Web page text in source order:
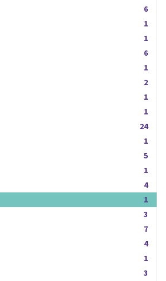
6
1
1
6
1
2
1
1
24
1
5
1
4
1
3
7
4
1
3